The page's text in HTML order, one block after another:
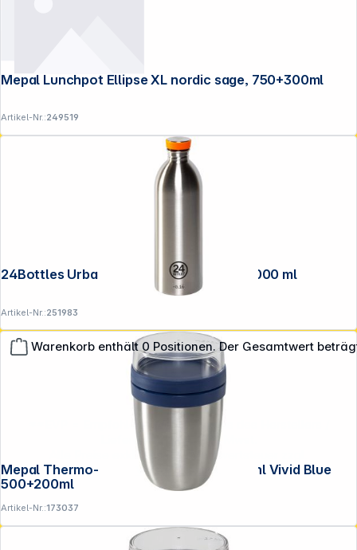
Warenkorb enthält 0 Positionen. Der Gesamtwert
Mepal Lunchpot Ellipse XL nordic sage, 750+300ml
Artikel-Nr.:249519
24Bottles Urban Bottle Brushed Steel, 1000 ml
Artikel-Nr.:251983
Mepal Thermo-Lunchpot Ellipse Edelstahl Vivid Blue
500+200ml
Artikel-Nr.:173037
**EVP = Empfohlener Verkaufspreis des Herstellers /
Lieferanten zzgl. 19% Mwst.
Alle Preise exkl. gesetzl. Mehrwertsteuer zzgl.
Versandkosten